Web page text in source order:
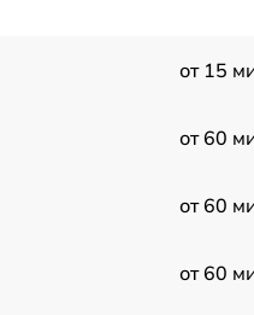
от 15
от 60
от 60
от 60